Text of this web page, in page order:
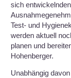
sich
Test- und
werden aktuell
planen und
Hohenberger.
Unabhängig